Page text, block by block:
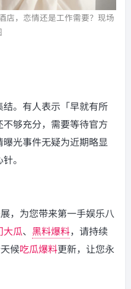
店，恋情还是工作需要？现场
。有人表示「早就有所
够充分，需要等待官方
光事件无疑为近期略显
。
，为您带来第一手娱乐八
大瓜、 黑料爆料，请持续
候吃瓜爆料更新，让您永